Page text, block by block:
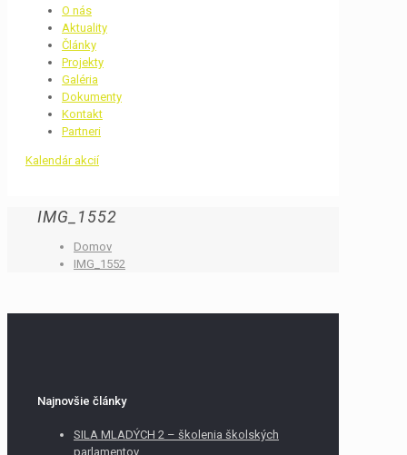
O nás
Aktuality
Články
Projekty
Galéria
Dokumenty
Kontakt
Partneri
Kalendár akcií
IMG_1552
Domov
IMG_1552
Najnovšie články
SILA MLADÝCH 2 – školenia školských
parlamentov